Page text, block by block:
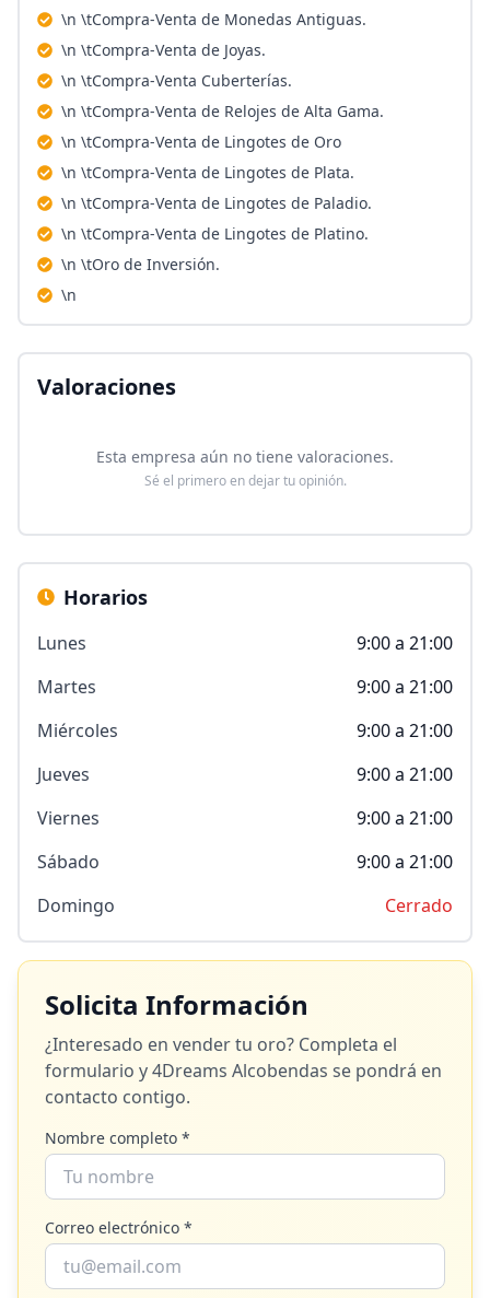
\n \tCompra-Venta de Monedas Antiguas.
\n \tCompra-Venta de Joyas.
\n \tCompra-Venta Cuberterías.
\n \tCompra-Venta de Relojes de Alta Gama.
\n \tCompra-Venta de Lingotes de Oro
\n \tCompra-Venta de Lingotes de Plata.
\n \tCompra-Venta de Lingotes de Paladio.
\n \tCompra-Venta de Lingotes de Platino.
\n \tOro de Inversión.
\n
Valoraciones
Esta empresa aún no tiene valoraciones.
Sé el primero en dejar tu opinión.
Horarios
Lunes
9:00 a 21:00
Martes
9:00 a 21:00
Miércoles
9:00 a 21:00
Jueves
9:00 a 21:00
Viernes
9:00 a 21:00
Sábado
9:00 a 21:00
Domingo
Cerrado
Solicita Información
¿Interesado en vender tu oro? Completa el
formulario y4Dreams Alcobendas se pondrá en
contacto contigo.
Nombre completo *
Correo electrónico *